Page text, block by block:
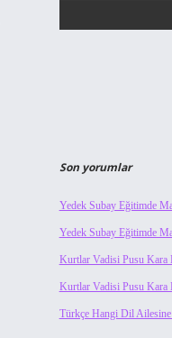
Son yorumlar
Yedek Subay Eğitimde
Yedek Subay Eğitimde
Kurtlar Vadisi Pusu Kara
Kurtlar Vadisi Pusu Kara
Türkçe Hangi Dil